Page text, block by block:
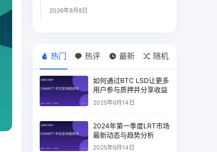
2026年8月8日
热门 热评 最新 随机
如何通过BTC LSD让更多
用户参与质押并分享收益
2025年9月14日
2024年第一季度LRT市场
最新动态与趋势分析
2025年9月14日